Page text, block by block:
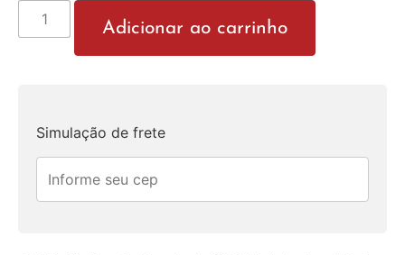
Adicionar ao carrinho
Simulação de frete